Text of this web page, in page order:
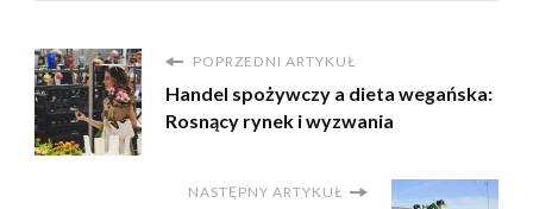
POPRZEDNI ARTYKUŁ
Handel spożywczy a dieta wegańska:
Rosnący rynek i wyzwania
NASTĘPNY ARTYKUŁ